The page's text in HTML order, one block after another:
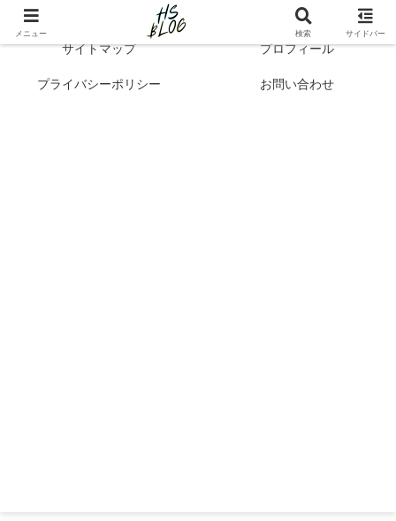
Hibi no Shikou | 最新トレンドで知るシンプルライフと自己成長
サイトマップ プロフィール
プライバシーポリシー お問い合わせ
メニュー 検索 サイドバー